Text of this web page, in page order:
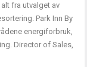
fra utvalget av
Park Inn By
energiforbruk,
Director of Sales,